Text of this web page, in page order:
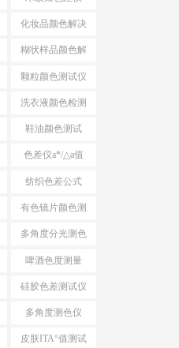
化妆品颜色解决
方案
糊状样品颜色解
决方案
颗粒颜色测试仪
洗衣液颜色检测
仪
鞋油颜色测试
色差仪a*/△a值
纺织色差公式
△E*94
有色镜片颜色测
量
多角度分光测色
仪
啤酒色度测量
硅胶色差测试仪
多角度测色仪
皮肤ITA°值测试